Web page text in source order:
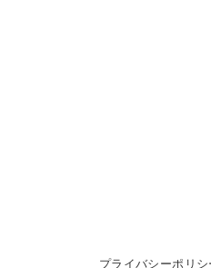
プライバシーポリシ